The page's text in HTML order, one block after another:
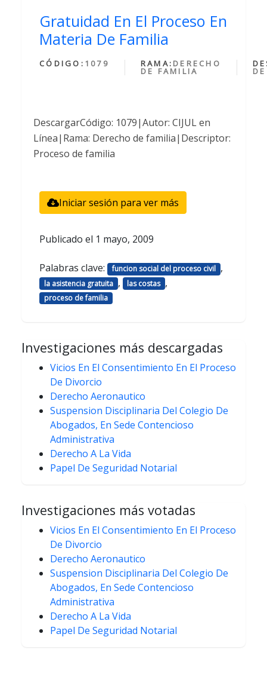
Gratuidad En El Proceso En
Materia De Familia
CÓDIGO: 1079 RAMA: DERECHO
DE FAMILIA
DescargarCódigo: 1079|Autor: CIJUL en
Línea|Rama: Derecho de familia|Descriptor:
Proceso de familia
Iniciar sesión para ver más
Publicado el 1 mayo, 2009
Palabras clave: funcion social del proceso civil ,
la asistencia gratuita , las costas ,
proceso de familia
Investigaciones más descargadas
Vicios En El Consentimiento En El Proceso
De Divorcio
Derecho Aeronautico
Suspension Disciplinaria Del Colegio De
Abogados, En Sede Contencioso
Administrativa
Derecho A La Vida
Papel De Seguridad Notarial
Investigaciones más votadas
Vicios En El Consentimiento En El Proceso
De Divorcio
Derecho Aeronautico
Suspension Disciplinaria Del Colegio De
Abogados, En Sede Contencioso
Administrativa
Derecho A La Vida
Papel De Seguridad Notarial